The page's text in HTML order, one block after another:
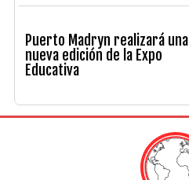
Puerto Madryn realizará una
nueva edición de la Expo
Educativa